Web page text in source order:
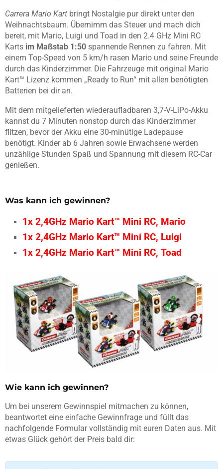
Carrera Mario Kart bringt Nostalgie pur direkt unter den
Weihnachtsbaum. Übernimm das Steuer und mach dich
bereit, mit Mario, Luigi und Toad in den 2.4 GHz Mini RC
Karts im Maßstab 1:50 spannende Rennen zu fahren. Mit
einem Top-Speed von 5 km/h rasen Mario und seine Freunde
durch das Kinderzimmer. Die Fahrzeuge mit original Mario
Kart™ Lizenz kommen „Ready to Run“ mit allen benötigten
Batterien bei dir an.
Mit dem mitgelieferten wiederaufladbaren 3,7-V-LiPo-Akku
kannst du 7 Minuten nonstop durch das Kinderzimmer
flitzen, bevor der Akku eine 30-minütige Ladepause
benötigt. Kinder ab 6 Jahren sowie Erwachsene werden
unzählige Stunden Spaß und Spannung mit diesem RC-Car
genießen.
Was kann ich gewinnen?
1x 2,4GHz Mario Kart™ Mini RC, Mario
1x 2,4GHz Mario Kart™ Mini RC, Luigi
1x 2,4GHz Mario Kart™ Mini RC, Toad
Wie kann ich gewinnen?
Um bei unserem Gewinnspiel mitmachen zu können,
beantwortet eine einfache Gewinnfrage und füllt das
nachfolgende Formular vollständig mit euren Daten aus. Mit
etwas Glück gehört der Preis bald dir: